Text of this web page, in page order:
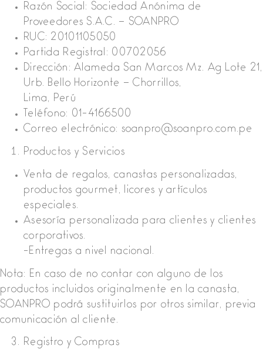
Razón Social: Sociedad Anónima de
Proveedores S.A.C. – SOANPRO
RUC: 20101105050
Partida Registral: 00702056
Dirección: Alameda San Marcos Mz. Ag Lote 21,
Urb. Bello Horizonte – Chorrillos,
Lima, Perú
Teléfono: 01-4166500
Correo electrónico: soanpro@soanpro.com.pe
Productos y Servicios
Venta de regalos, canastas personalizadas,
productos gourmet, licores y artículos
especiales.
Asesoría personalizada para clientes y clientes
corporativos.
-Entregas a nivel nacional.
Nota: En caso de no contar con alguno de los
productos incluidos originalmente en la canasta,
SOANPRO podrá sustituirlos por otros similar, previa
comunicación al cliente.
Registro y Compras